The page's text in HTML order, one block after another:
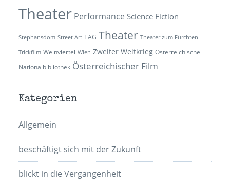
Theater Performance Science Fiction
Stephansdom Street Art TAG Theater Theater zum Fürchten
Trickfilm Weinviertel Wien Zweiter Weltkrieg Österreichische
Nationalbibliothek Österreichischer Film
Kategorien
Allgemein
beschäftigt sich mit der Zukunft
blickt in die Vergangenheit